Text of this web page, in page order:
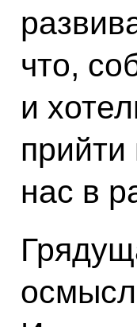
что,
и
нас в